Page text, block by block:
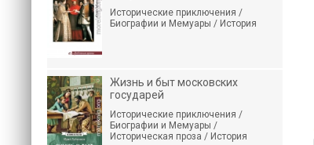
Исторические приключения /
Биографии и Мемуары / История
Жизнь и быт московских
государей
Исторические приключения /
Биографии и Мемуары /
Историческая проза / История